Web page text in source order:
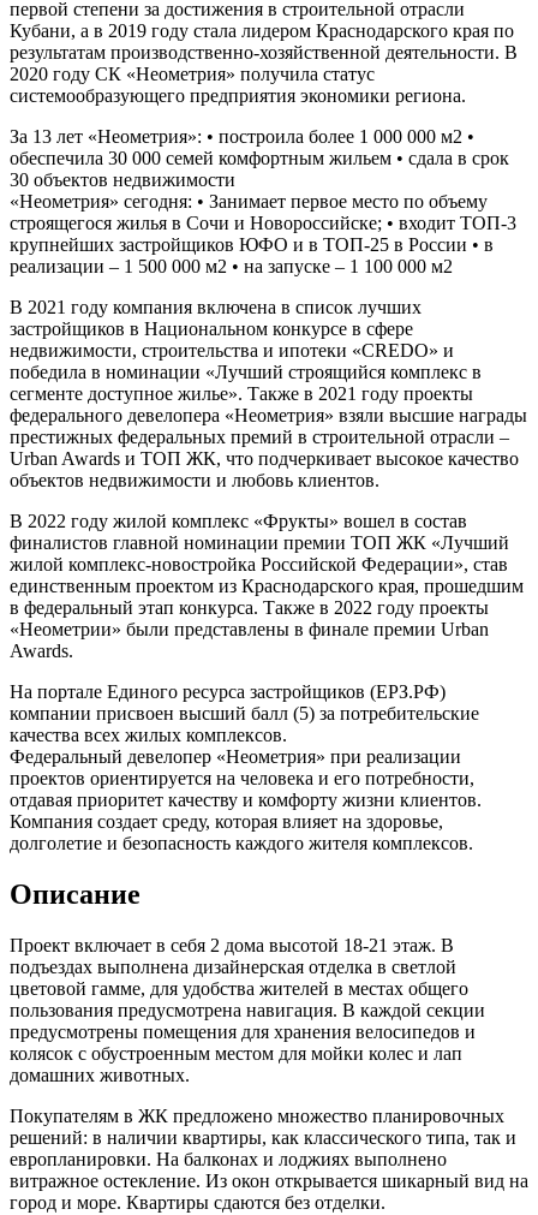
первой степени за достижения в строительной отрасли
Кубани, а в 2019 году стала лидером Краснодарского края по
результатам производственно-хозяйственной деятельности. В
2020 году СК «Неометрия» получила статус
системообразующего предприятия экономики региона.
За 13 лет «Неометрия»: • построила более 1 000 000 м2 •
обеспечила 30 000 семей комфортным жильем • сдала в срок
30 объектов недвижимости
«Неометрия» сегодня: • Занимает первое место по объему
строящегося жилья в Сочи и Новороссийске; • входит ТОП-3
крупнейших застройщиков ЮФО и в ТОП-25 в России • в
реализации – 1 500 000 м2 • на запуске – 1 100 000 м2
В 2021 году компания включена в список лучших
застройщиков в Национальном конкурсе в сфере
недвижимости, строительства и ипотеки «CREDO» и
победила в номинации «Лучший строящийся комплекс в
сегменте доступное жилье». Также в 2021 году проекты
федерального девелопера «Неометрия» взяли высшие награды
престижных федеральных премий в строительной отрасли –
Urban Awards и ТОП ЖК, что подчеркивает высокое качество
объектов недвижимости и любовь клиентов.
В 2022 году жилой комплекс «Фрукты» вошел в состав
финалистов главной номинации премии ТОП ЖК «Лучший
жилой комплекс-новостройка Российской Федерации», став
единственным проектом из Краснодарского края, прошедшим
в федеральный этап конкурса. Также в 2022 году проекты
«Неометрии» были представлены в финале премии Urban
Awards.
На портале Единого ресурса застройщиков (ЕРЗ.РФ)
компании присвоен высший балл (5) за потребительские
качества всех жилых комплексов.
Федеральный девелопер «Неометрия» при реализации
проектов ориентируется на человека и его потребности,
отдавая приоритет качеству и комфорту жизни клиентов.
Компания создает среду, которая влияет на здоровье,
долголетие и безопасность каждого жителя комплексов.
Описание
Проект включает в себя 2 дома высотой 18-21 этаж. В
подъездах выполнена дизайнерская отделка в светлой
цветовой гамме, для удобства жителей в местах общего
пользования предусмотрена навигация. В каждой секции
предусмотрены помещения для хранения велосипедов и
колясок с обустроенным местом для мойки колес и лап
домашних животных.
Покупателям в ЖК предложено множество планировочных
решений: в наличии квартиры, как классического типа, так и
европланировки. На балконах и лоджиях выполнено
витражное остекление. Из окон открывается шикарный вид на
город и море. Квартиры сдаются без отделки.